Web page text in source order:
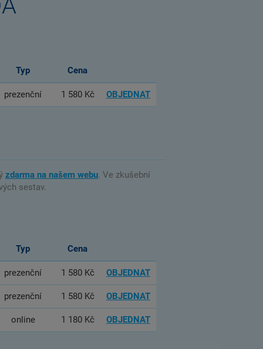
Typ Cena
prezenční 1 580 Kč OBJEDNAT
zdarma na našem webu. Ve zkušební
sestav.
Typ Cena
prezenční 1 580 Kč OBJEDNAT
prezenční 1 580 Kč OBJEDNAT
online 1 180 Kč OBJEDNAT